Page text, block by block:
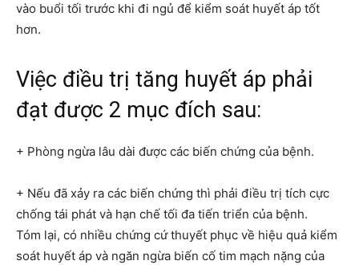
vào buổi tối trước khi đi ngủ để kiểm soát huyết áp tốt
hơn.
Việc điều trị tăng huyết áp phải
đạt được 2 mục đích sau:
+ Phòng ngừa lâu dài được các biến chứng của bệnh.
+ Nếu đã xảy ra các biến chứng thì phải điều trị tích cực
chống tái phát và hạn chế tối đa tiến triển của bệnh.
Tóm lại, có nhiều chứng cứ thuyết phục về hiệu quả kiểm
soát huyết áp và ngăn ngừa biến cố tim mạch nặng của